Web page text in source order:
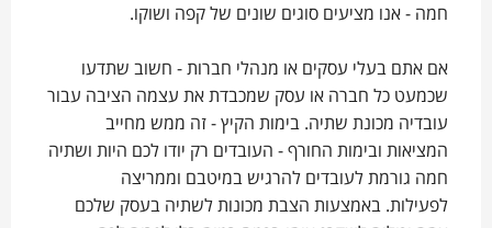
חמה - אנו מציעים סוגים שונים של קפה ושוקו.
אם אתם בעלי עסקים או מנהלי חברות - חשוב שתדעו
שכמעט כל חברה או עסק שמכבדת את עצמה הציבה עבור
עובדיה מכונת שתיה. בימות הקיץ - זה ממש מחייב
המציאות ובימות החורף - העובדים רק יודו לכם היות ושתיה
חמה גורמת לעובדים להרגיש במיטבם וממריצה
לפעילות. באמצעות הצבת מכונות לשתיה בעסק שלכם